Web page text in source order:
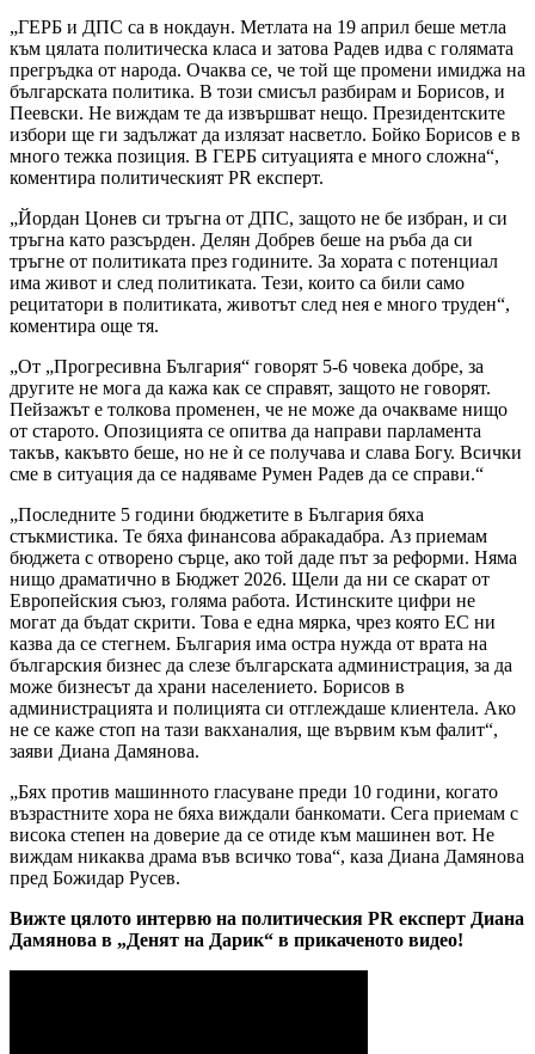
„ГЕРБ и ДПС са в нокдаун. Метлата на 19 април беше метла
към цялата политическа класа и затова Радев идва с голямата
прегръдка от народа. Очаква се, че той ще промени имиджа на
българската политика. В този смисъл разбирам и Борисов, и
Пеевски. Не виждам те да извършват нещо. Президентските
избори ще ги задължат да излязат насветло. Бойко Борисов е в
много тежка позиция. В ГЕРБ ситуацията е много сложна“,
коментира политическият PR експерт.
„Йордан Цонев си тръгна от ДПС, защото не бе избран, и си
тръгна като разсърден. Делян Добрев беше на ръба да си
тръгне от политиката през годините. За хората с потенциал
има живот и след политиката. Тези, които са били само
рецитатори в политиката, животът след нея е много труден“,
коментира още тя.
„От „Прогресивна България“ говорят 5-6 човека добре, за
другите не мога да кажа как се справят, защото не говорят.
Пейзажът е толкова променен, че не може да очакваме нищо
от старото. Опозицията се опитва да направи парламента
такъв, какъвто беше, но не ѝ се получава и слава Богу. Всички
сме в ситуация да се надяваме Румен Радев да се справи.“
„Последните 5 години бюджетите в България бяха
стъкмистика. Те бяха финансова абракадабра. Аз приемам
бюджета с отворено сърце, ако той даде път за реформи. Няма
нищо драматично в Бюджет 2026. Щели да ни се скарат от
Европейския съюз, голяма работа. Истинските цифри не
могат да бъдат скрити. Това е една мярка, чрез която ЕС ни
казва да се стегнем. България има остра нужда от врата на
българския бизнес да слезе българската администрация, за да
може бизнесът да храни населението. Борисов в
администрацията и полицията си отглеждаше клиентела. Ако
не се каже стоп на тази вакханалия, ще вървим към фалит“,
заяви Диана Дамянова.
„Бях против машинното гласуване преди 10 години, когато
възрастните хора не бяха виждали банкомати. Сега приемам с
висока степен на доверие да се отиде към машинен вот. Не
виждам никаква драма във всичко това“, каза Диана Дамянова
пред Божидар Русев.
Вижте цялото интервю на политическия PR експерт Диана
Дамянова в „Денят на Дарик“ в прикаченото видео!